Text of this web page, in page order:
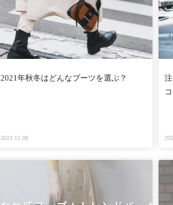
2021年秋冬はどんなブーツを選ぶ？
2021.11.08